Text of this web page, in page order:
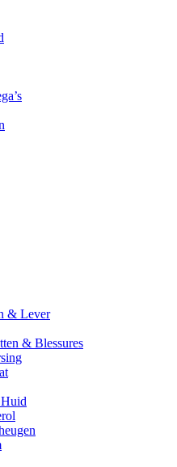
& Lever
& Blessures